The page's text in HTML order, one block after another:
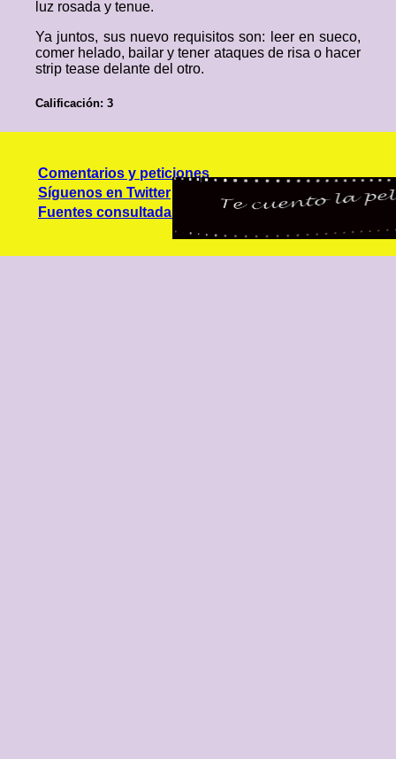
luz rosada y tenue.
Ya juntos, sus nuevo requisitos son: leer en sueco,
comer helado, bailar y tener ataques de risa o hacer
strip tease delante del otro.
Calificación: 3
Comentarios y peticiones
Síguenos en Twitter
Fuentes consultadas